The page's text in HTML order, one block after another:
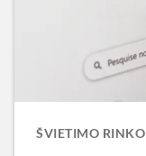
ŠVIETIMO